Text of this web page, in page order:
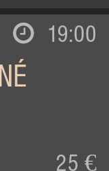
19:00
25 €